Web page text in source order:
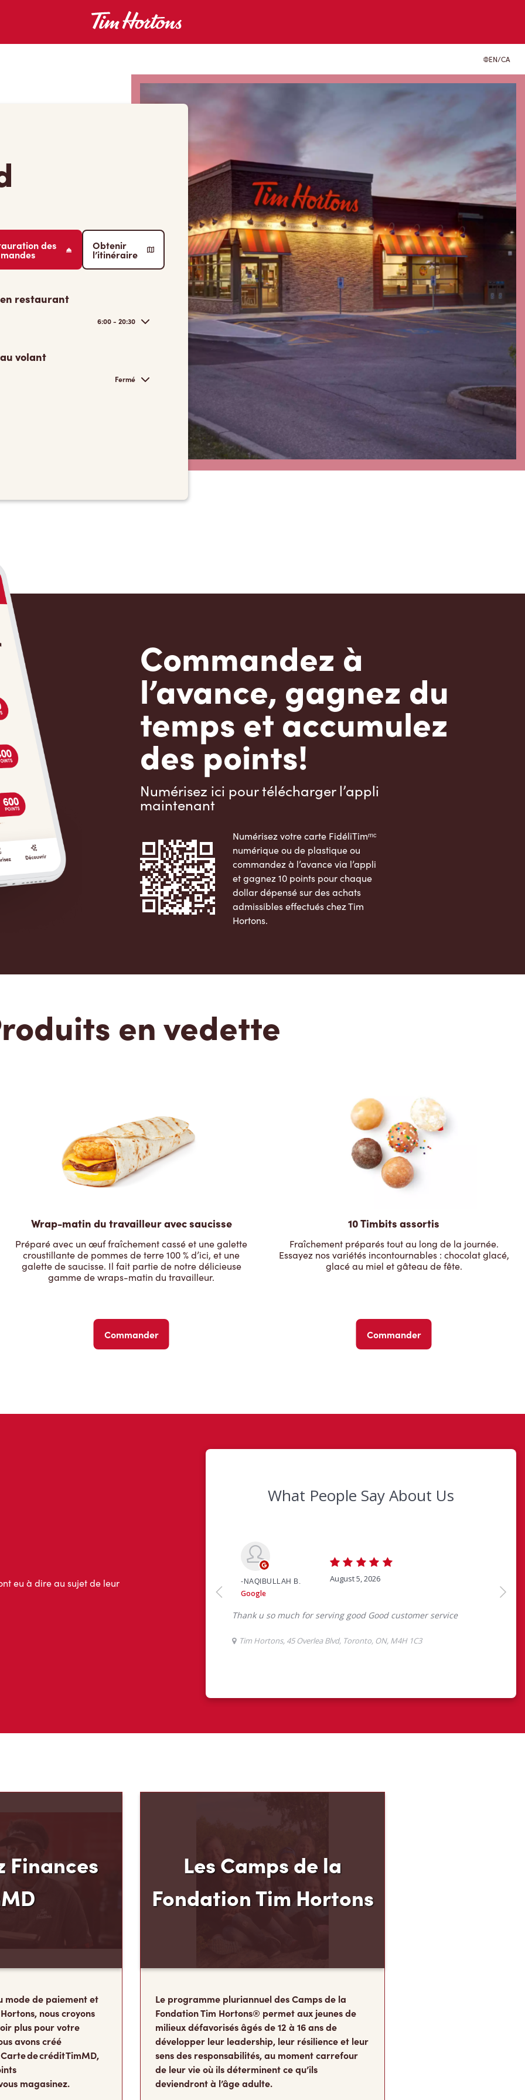
EN/CA
des Obtenir
l’itinéraire
restaurant
6:00 - 20:30
volant
Fermé
Commandez à
l’avance, gagnez du
temps et accumulez
des points!
Numérisez ici pour télécharger l’appli
maintenant
Numérisez votre carte FidéliTimᵐᶜ
numérique ou de plastique ou
commandez à l’avance via l’appli
et gagnez 10 points pour chaque
dollar dépensé sur des achats
admissibles effectués chez Tim
Hortons.
en vedette
Wrap-matin du travailleur avec saucisse
Préparé avec un œuf fraîchement cassé et une galette
croustillante de pommes de terre 100 % d’ici, et une
galette de saucisse. Il fait partie de notre délicieuse
gamme de wraps-matin du travailleur.
Commander
10 Timbits assortis
Fraîchement préparés tout au long de la journée.
Essayez nos variétés incontournables : chocolat glacé,
glacé au miel et gâteau de fête.
Commander
eu à dire au sujet de leur
Finances
mode de paiement et
nous croyons
plus pour votre
avons créé
de crédit TimMD,
Les Camps de la
Fondation Tim Hortons
Le programme pluriannuel des Camps de la
Fondation Tim Hortons® permet aux jeunes de
milieux défavorisés âgés de 12 à 16 ans de
développer leur leadership, leur résilience et leur
sens des responsabilités, au moment carrefour
de leur vie où ils déterminent ce qu’ils